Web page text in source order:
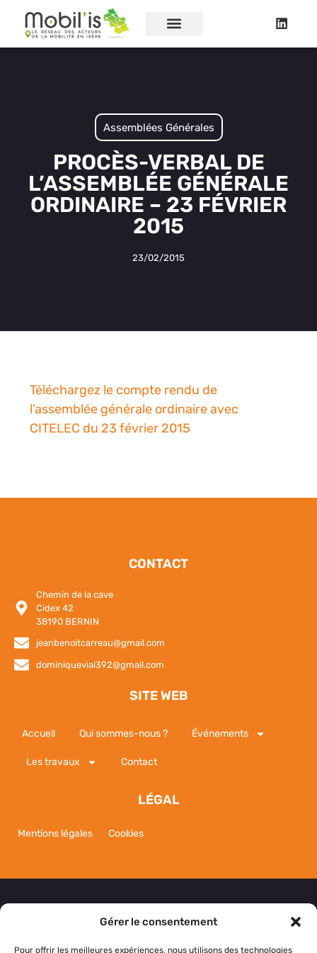
Gérer le consentement
Pour offrir les meilleures expériences, nous utilisons des technologies
Assemblées Générales
PROCÈS-VERBAL DE
L’ASSEMBLÉE GÉNÉRALE
ORDINAIRE – 23 FÉVRIER
2015
23/02/2015
Téléchargez le compte rendu de
l’assemblée générale ordinaire avec
CITELEC du 23 février 2015
CONTACT
Chemin de la cave
Cidex 42
38190 BERNIN
jeanbenoitcarreau@gmail.com
dominiquevial392@gmail.com
SITE WEB
Accueil Qui sommes-nous ? Événements
Les travaux Contact
LÉGAL
Mentions légales Cookies
NOUS CONTACTER